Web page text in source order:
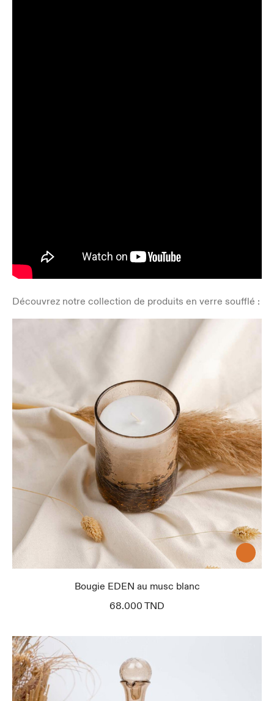
Découvrez notre collection de produits en verre soufflé :
Bougie EDEN au musc blanc
68.000 TND